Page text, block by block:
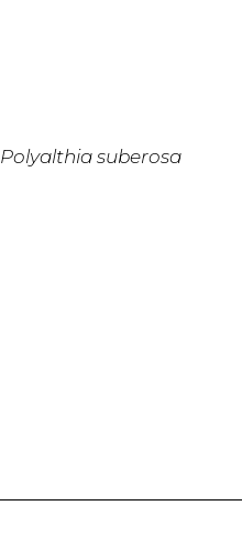
Polyalthia suberosa